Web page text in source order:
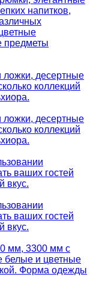
напитков,
предметы
ложки, десертные
коллекций
ложки, десертные
коллекций
ваших гостей
вкус.
ваших гостей
вкус.
мм, 3300 мм с
белые и цветные
Форма одежды